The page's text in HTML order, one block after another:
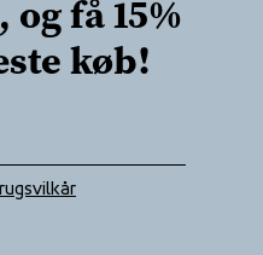
få 15%
køb!